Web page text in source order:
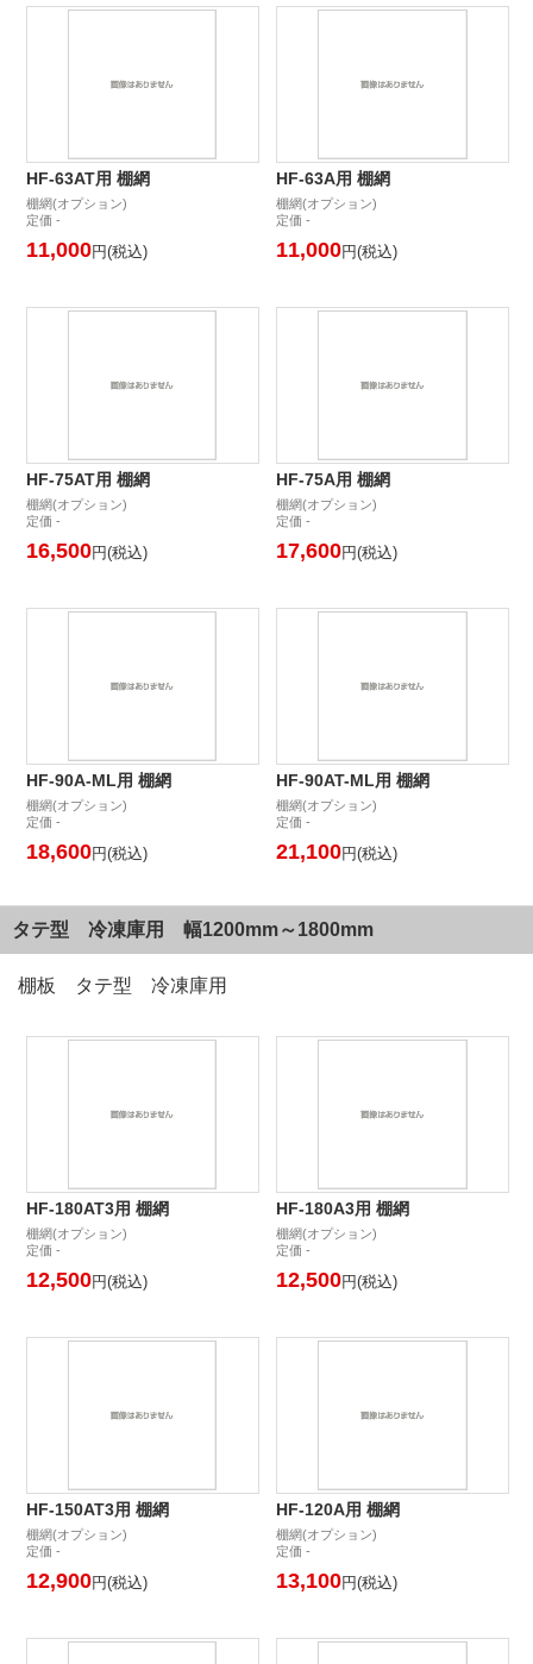
HF-63AT用 棚網
棚網(オプション)
定価 -
11,000円(税込)
HF-63A用 棚網
棚網(オプション)
定価 -
11,000円(税込)
HF-75AT用 棚網
棚網(オプション)
定価 -
16,500円(税込)
HF-75A用 棚網
棚網(オプション)
定価 -
17,600円(税込)
HF-90A-ML用 棚網
棚網(オプション)
定価 -
18,600円(税込)
HF-90AT-ML用 棚網
棚網(オプション)
定価 -
21,100円(税込)
タテ型 冷凍庫用 幅1200mm～1800mm
棚板 タテ型 冷凍庫用
HF-180AT3用 棚網
棚網(オプション)
定価 -
12,500円(税込)
HF-180A3用 棚網
棚網(オプション)
定価 -
12,500円(税込)
HF-150AT3用 棚網
棚網(オプション)
定価 -
12,900円(税込)
HF-120A用 棚網
棚網(オプション)
定価 -
13,100円(税込)